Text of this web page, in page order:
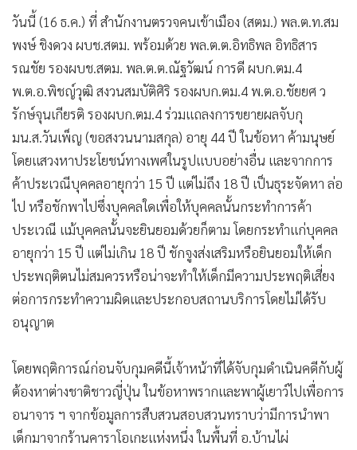
• จีน
• ชุมชน-คุณภาพชีวิต
• อาชญากรรม
• Motoring
เกม
•
วิทยาศาสตร์
•
SMEs
• หุ้น
• อินโดจีน
• กองทุนรวม
• Celeb Online
• Factcheck
• ญี่ปุ่น
• Gotomanager
วันนี้ (16 ธ.ค.) ที่ สำนักงานตรวจคนเข้าเมือง (สตม.) พล.ต.ท.สม
พงษ์ ชิงดวง ผบช.สตม. พร้อมด้วย พล.ต.ต.อิทธิพล อิทธิสาร
รณชัย รองผบช.สตม. พล.ต.ต.ณัฐวัฒน์ การดี ผบก.ตม.4
พ.ต.อ.พิชญ์วุฒิ สงวนสมบัติศิริ รองผบก.ตม.4 พ.ต.อ.ชัยยศ ว
รักษ์จุนเกียรติ รองผบก.ตม.4 ร่วมแถลงการขยายผลจับกุ
มน.ส.วันเพ็ญ (ขอสงวนนามสกุล) อายุ 44 ปี ในข้อหา ค้ามนุษย์
โดยแสวงหาประโยชน์ทางเพศในรูปแบบอย่างอื่น และจากการ
ค้าประเวณีบุคคลอายุกว่า 15 ปี แต่ไม่ถึง 18 ปี เป็นธุระจัดหา ล่อ
ไป หรือชักพาไปซึ่งบุคคลใดเพื่อให้บุคคลนั้นกระทำการค้า
ประเวณี แม้บุคคลนั้นจะยินยอมด้วยก็ตาม โดยกระทำแก่บุคคล
อายุกว่า 15 ปี แต่ไม่เกิน 18 ปี ชักจูงส่งเสริมหรือยินยอมให้เด็ก
ประพฤติตนไม่สมควรหรือน่าจะทำให้เด็กมีความประพฤติเสี่ยง
ต่อการกระทำความผิดและประกอบสถานบริการโดยไม่ได้รับ
อนุญาต
โดยพฤติการณ์ก่อนจับกุมคดีนี้เจ้าหน้าที่ได้จับกุมดำเนินคดีกับผู้
ต้องหาต่างชาติชาวญี่ปุ่น ในข้อหาพรากและพาผู้เยาว์ไปเพื่อการ
อนาจาร ฯ จากข้อมูลการสืบสวนสอบสวนทราบว่ามีการนำพา
เด็กมาจากร้านคาราโอเกะแห่งหนึ่ง ในพื้นที่ อ.บ้านไผ่